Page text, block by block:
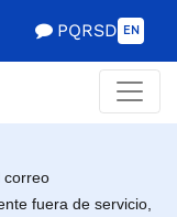
PQRSD EN
correo
fuera de servicio,